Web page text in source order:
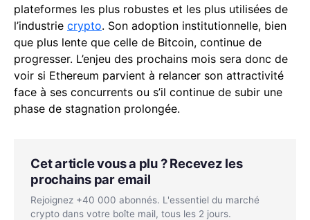
plateformes les plus robustes et les plus utilisées de
l’industrie crypto. Son adoption institutionnelle, bien
que plus lente que celle de Bitcoin, continue de
progresser. L’enjeu des prochains mois sera donc de
voir si Ethereum parvient à relancer son attractivité
face à ses concurrents ou s’il continue de subir une
phase de stagnation prolongée.
Cet article vous a plu ? Recevez les
prochains par email
Rejoignez +40 000 abonnés. L'essentiel du marché
crypto dans votre boîte mail, tous les 2 jours.